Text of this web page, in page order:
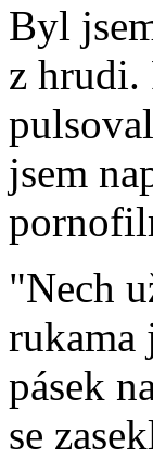
Byl
z hrudi.
jsem
"Nech
rukama
pásek
se